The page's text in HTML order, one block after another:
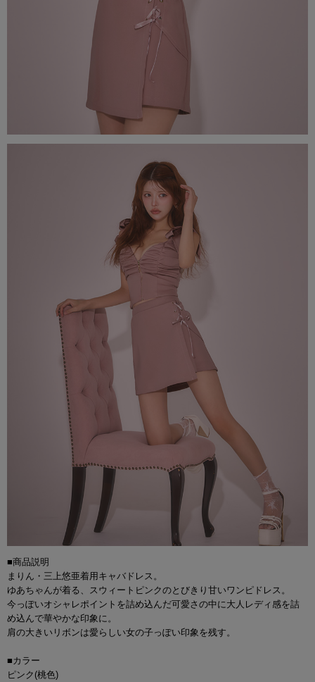
■商品説明
まりん・三上悠亜着用キャバドレス。
ゆあちゃんが着る、スウィートピンクのとびきり甘いワンピドレス。
今っぽいオシャレポイントを詰め込んだ可愛さの中に大人レディ感を詰
め込んで華やかな印象に。
肩の大きいリボンは愛らしい女の子っぽい印象を残す。
■カラー
ピンク(桃色)